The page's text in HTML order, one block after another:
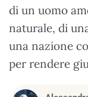
di un uomo
naturale, di
una nazione
per rendere